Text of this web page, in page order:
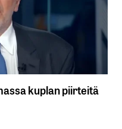
kuplan piirteitä